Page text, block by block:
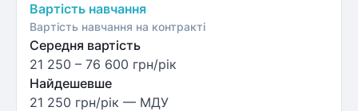
Вартість навчання
Вартість навчання на контракті
Середня вартість
21 250 – 76 600 грн/рік
Найдешевше
21 250 грн/рік — МДУ